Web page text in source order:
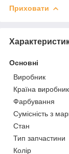
Приховати
Основні
Виробник
Країна виробник
Фарбування
Сумісність з
Стан
Тип запчастини
Колір